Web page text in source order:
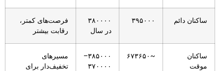
ساکنان دائم ۳۹۵۰۰۰
۳۸۰۰۰۰
در سال
فرصت‌های کمتر،
رقابت بیشتر
ساکنان
موقت
~۶۷۳۶۵۰
۳۸۵۰۰۰–
۳۷۰۰۰۰
مسیرهای
تخفیف‌دار برای